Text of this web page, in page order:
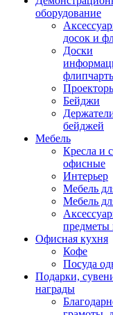
оборудование
досок и
Доски
Бейджи
бейджей
Мебель
Кресла и
офисные
Интерьер
Мебель
Мебель
предметы
Офисная кухня
Кофе
Посуда
Подарки,
награды